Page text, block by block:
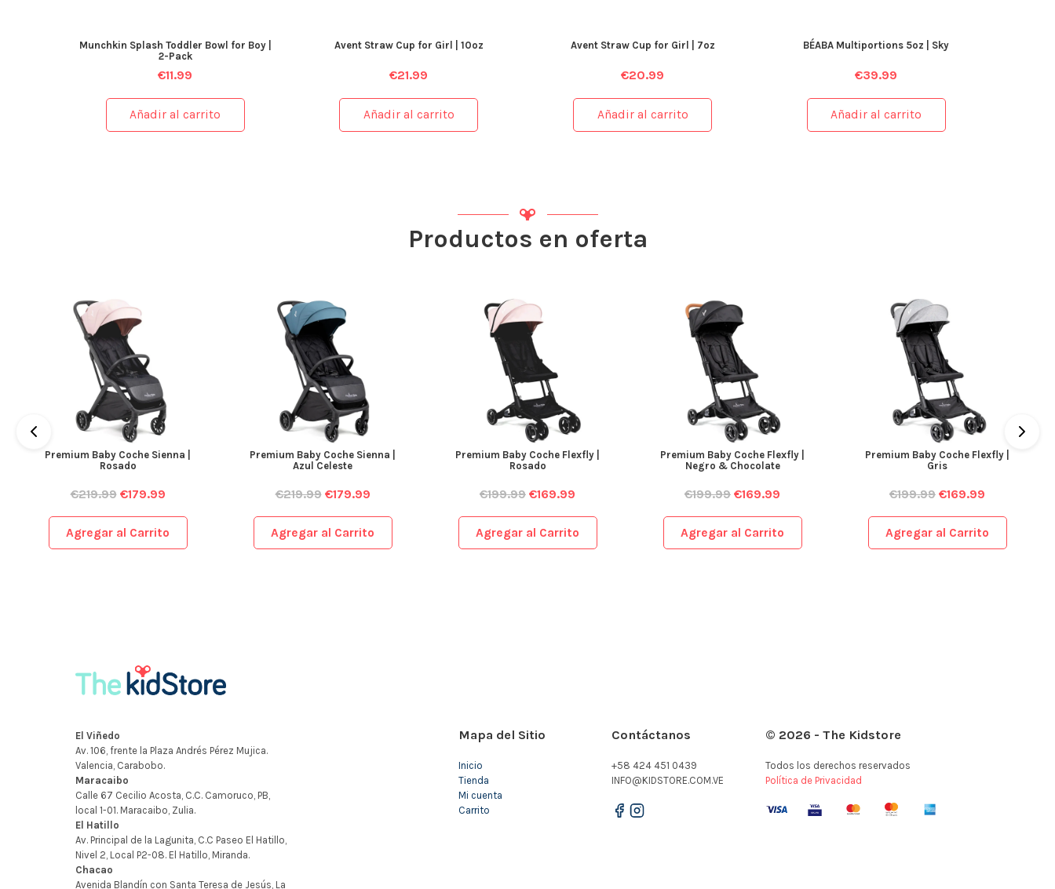
Munchkin Splash Toddler Bowl for Boy |
2-Pack
€11.99
Añadir al carrito
Avent Straw Cup for Girl | 10oz
€21.99
Añadir al carrito
Avent Straw Cup for Girl | 7oz
€20.99
Añadir al carrito
BÉABA Multiportions 5oz | Sky
€39.99
Añadir al carrito
Productos en oferta
Premium Baby Coche Sienna |
Rosado
€219.99 €179.99
Agregar al Carrito
Premium Baby Coche Sienna |
Azul Celeste
€219.99 €179.99
Agregar al Carrito
Premium Baby Coche Flexfly |
Rosado
€199.99 €169.99
Agregar al Carrito
Premium Baby Coche Flexfly |
Negro & Chocolate
€199.99 €169.99
Agregar al Carrito
Premium Baby Coche Flexfly |
Gris
€199.99 €169.99
Agregar al Carrito
Mapa del Sitio
Inicio
Tienda
Mi cuenta
Carrito
Contáctanos
+58 424 451 0439
INFO@KIDSTORE.COM.VE
© 2026 - The Kidstore
Todos los derechos reservados
Política de Privacidad